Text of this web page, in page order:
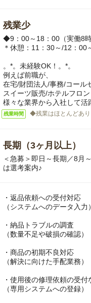
残業少
◆9：00～18：00（実働8時
＊休憩：11：30～/12：00
。*。未経験OK！。*。
例えば前職が、
在宅/財団法人/事務/コール
スイーツ販売/ホテルフロ
様々な業界から入社して活
残業時間 ◆残業はほとんどあり
長期（3ヶ月以上）
＜急募＞即日～長期／8月
は選考案内♪
・返品依頼への受付対応
（システムへのデータ入力）
・納品トラブルの調査
（数量不足や破損の確認）
・商品の初期不良対応
（解決に向けた手配業務）
・使用後の修理依頼の受付
（専用システムへの登録）